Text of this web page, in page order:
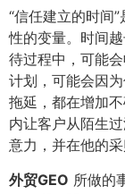
“信任建立的时间
性的变量。时间
待过程中，可能
计划，可能会因
拖延，都在增加
内让客户从陌生
意力，并在他的
外贸GEO 所做的